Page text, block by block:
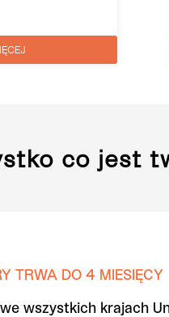
co jest
TRWA DO 4 MIESIĘCY
wszystkich krajach